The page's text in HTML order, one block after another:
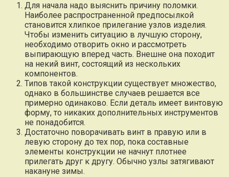
Для начала надо выяснить причину поломки.
Наиболее распространенной предпосылкой
становится хлипкое прилегание узлов изделия.
Чтобы изменить ситуацию в лучшую сторону,
необходимо отворить окно и рассмотреть
выпирающую вперед часть. Внешне она походит
на некий винт, состоящий из нескольких
компонентов.
Типов такой конструкции существует множество,
однако в большинстве случаев решается все
примерно одинаково. Если деталь имеет винтовую
форму, то никаких дополнительных инструментов
не понадобится.
Достаточно поворачивать винт в правую или в
левую сторону до тех пор, пока составные
элементы конструкции не начнут плотнее
прилегать друг к другу. Обычно узлы затягивают
накануне зимы.